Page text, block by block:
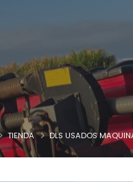
TIENDA DLS USADOS